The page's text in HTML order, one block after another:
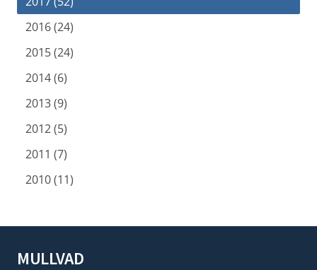
2016 (24)
2015 (24)
2014 (6)
2013 (9)
2012 (5)
2011 (7)
2010 (11)
MULLVAD